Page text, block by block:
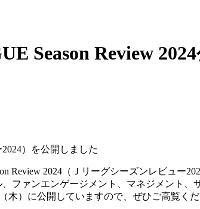
Season Review 2024
）を公開しました
2024（Ｊリーグシーズンレビュー
ファンエンゲージメント、マネジメント、
）に公開していますので、ぜひご高覧くだ